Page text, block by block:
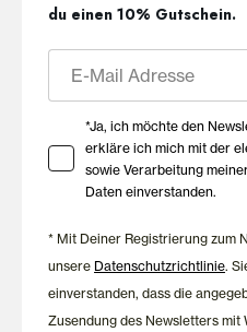
du einen 10% Gutschein.
Ihre Zustimmung zu
*Ja, ich möchte den
erkläre ich mich mit der elektronischen Speicherung
sowie Verarbeitung
Daten einverstanden.
* Mit Deiner Registrierung zum
unsere Datenschutzrichtlinie.
einverstanden, dass die
Zusendung des Newsletters